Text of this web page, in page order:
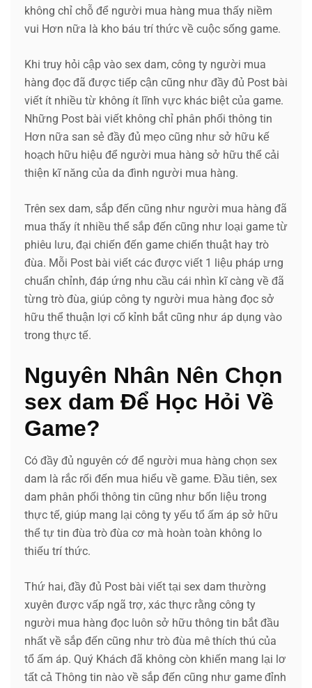
không chỉ chỗ để người mua hàng mua thấy niềm
vui Hơn nữa là kho báu trí thức về cuộc sống game.
Khi truy hỏi cập vào sex dam, công ty người mua
hàng đọc đã được tiếp cận cũng như đầy đủ Post bài
viết ít nhiều từ không ít lĩnh vực khác biệt của game.
Những Post bài viết không chỉ phân phối thông tin
Hơn nữa san sẻ đầy đủ mẹo cũng như sở hữu kế
hoạch hữu hiệu để người mua hàng sở hữu thể cải
thiện kĩ năng của da đình người mua hàng.
Trên sex dam, sắp đến cũng như người mua hàng đã
mua thấy ít nhiều thể sắp đến cũng như loại game từ
phiêu lưu, đại chiến đến game chiến thuật hay trò
đùa. Mỗi Post bài viết các được viết 1 liệu pháp ưng
chuẩn chỉnh, đáp ứng nhu cầu cái nhìn kĩ càng về đã
từng trò đùa, giúp công ty người mua hàng đọc sở
hữu thể thuận lợi cố kỉnh bắt cũng như áp dụng vào
trong thực tế.
Nguyên Nhân Nên Chọn
sex dam Để Học Hỏi Về
Game?
Có đầy đủ nguyên cớ để người mua hàng chọn sex
dam là rắc rối đến mua hiểu về game. Đầu tiên, sex
dam phân phối thông tin cũng như bốn liệu trong
thực tế, giúp mang lại công ty yếu tổ ấm áp sở hữu
thể tự tin đùa trò đùa cơ mà hoàn toàn không lo
thiếu trí thức.
Thứ hai, đầy đủ Post bài viết tại sex dam thường
xuyên được vấp ngã trợ, xác thực rằng công ty
người mua hàng đọc luôn sở hữu thông tin bắt đầu
nhất về sắp đến cũng như trò đùa mê thích thú của
tổ ấm áp. Quý Khách đã không còn khiến mang lại lơ
tất cả Thông tin nào về sắp đến cũng như game đỉnh